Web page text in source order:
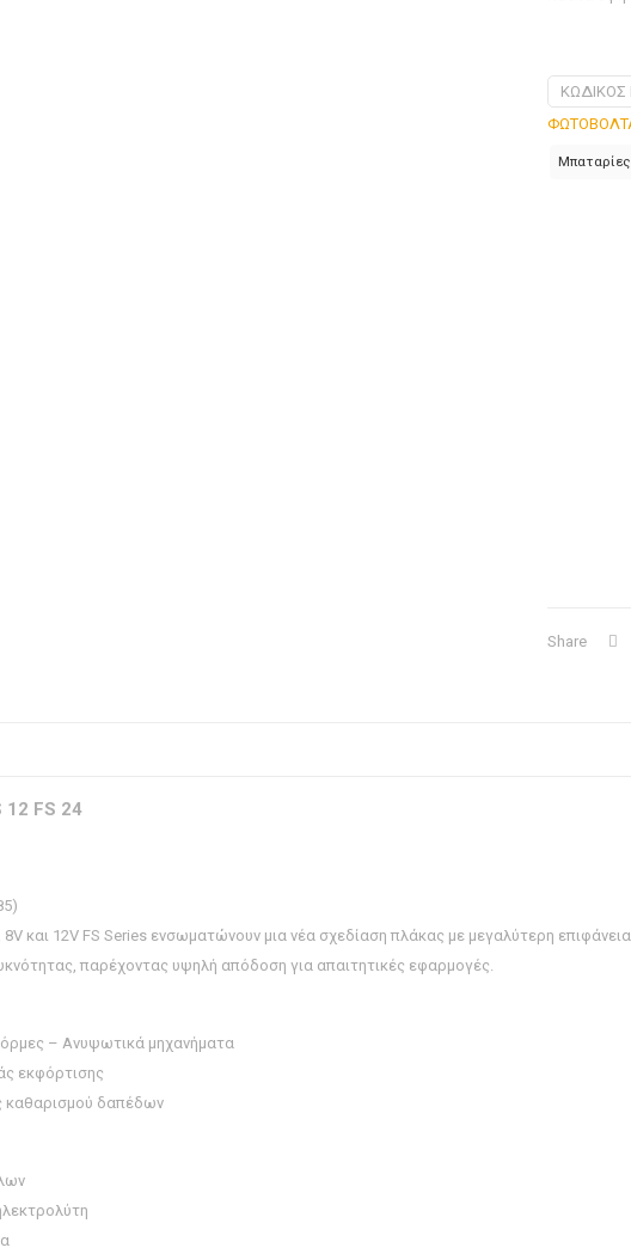
ΚΩΔΙΚΌΣ
Share
FS 24
8V και 12V FS Series ενσωματώνουν μια νέα σχεδίαση πλάκας με μεγαλύτερη
παρέχοντας υψηλή απόδοση για απαιτητικές εφαρμογές.
– Ανυψωτικά μηχανήματα
εκφόρτισης
καθαρισμού δαπέδων